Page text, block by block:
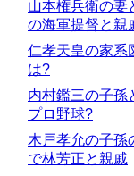
山本権兵衛の妻
の海軍提督と親
仁孝天皇の家系
は?
内村鑑三の子孫
プロ野球?
木戸孝允の子孫
で林芳正と親戚